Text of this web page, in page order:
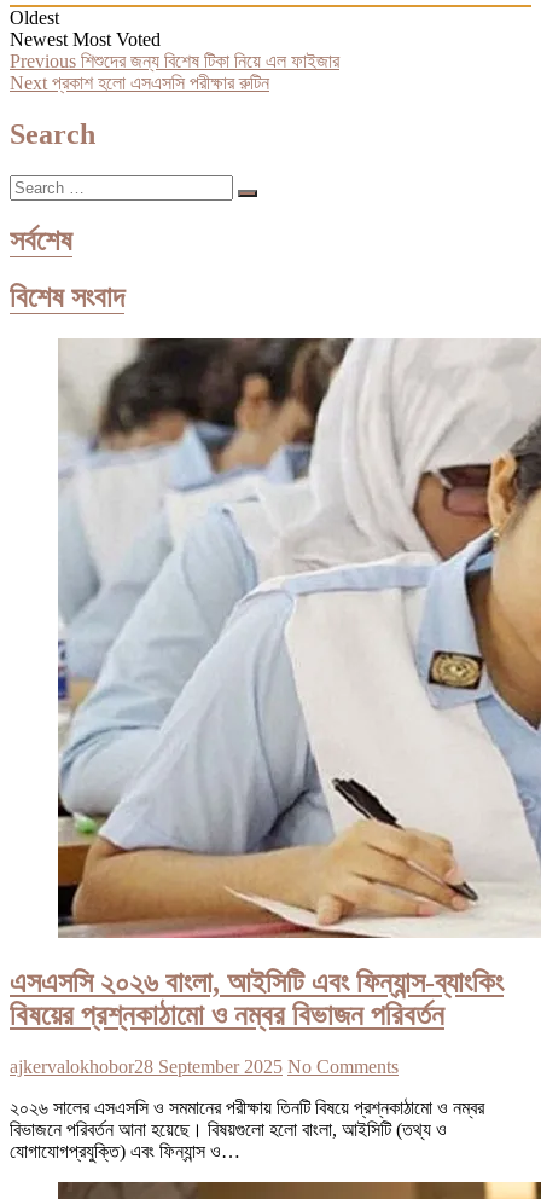
Oldest
Newest Most Voted
Post
navigation
Previous Previous
post:
শিশুদের জন্য বিশেষ টিকা নিয়ে এল ফাইজার
Next Next
প্রকাশ হলো এসএসসি পরীক্ষার রুটিন
Search
Search
…
সর্বশেষ
বিশেষ সংবাদ
এসএসসি ২০২৬ বাংলা, আইসিটি এবং ফিন্যান্স-ব্যাংকিং
বিষয়ের প্রশ্নকাঠামো ও নম্বর বিভাজন পরিবর্তন
ajkervalokhobor28 September 2025 No Comments
২০২৬ সালের এসএসসি ও সমমানের পরীক্ষায় তিনটি বিষয়ে প্রশ্নকাঠামো ও নম্বর
বিভাজনে পরিবর্তন আনা হয়েছে। বিষয়গুলো হলো বাংলা, আইসিটি (তথ্য ও
যোগাযোগপ্রযুক্তি) এবং ফিন্যান্স ও…